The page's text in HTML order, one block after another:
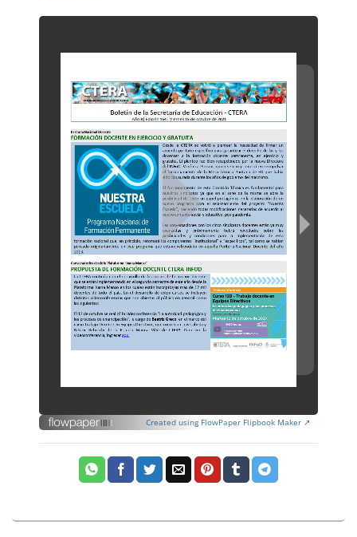
Created using FlowPaper Flipbook Maker ↗